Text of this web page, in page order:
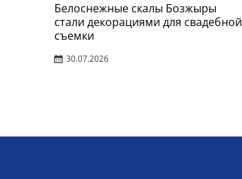
Белоснежные скалы Бозжыры
стали декорациями для свадебной
съемки
30.07.2026